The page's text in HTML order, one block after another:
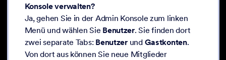
Konsole verwalten?
Ja, gehen Sie in der Admin Konsole zum linken
Menü und wählen Sie Benutzer. Sie finden dort
zwei separate Tabs: Benutzerund Gastkonten.
Von dort aus können Sie neue Mitglieder